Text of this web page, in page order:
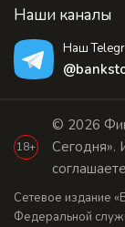
Наши каналы
Наш
18+
© 2026
Сегодня».
Сетевое издание
Федеральной